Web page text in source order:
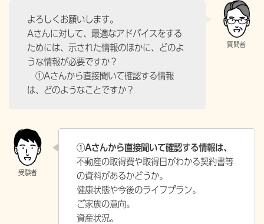
よろしくお願いします。
Aさんに対して、最適なアドバイスをする
ためには、示された情報のほかに、どのよ
うな情報が必要ですか？
①Aさんから直接聞いて確認する情報
は、どのようなことですか？
①Aさんから直接聞いて確認する情報は、
不動産の取得費や取得日がわかる契約書等
の資料があるかどうか。
健康状態や今後のライフプラン。
ご家族の意向。
資産状況。